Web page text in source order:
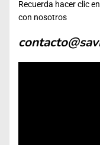
Recuerda hacer clic
con nosotros